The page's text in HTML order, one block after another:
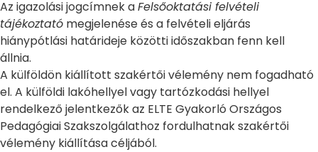
Az igazolási jogcímnek aFelsőoktatási felvételi
tájékoztató megjelenése és a felvételi eljárás
hiánypótlási határideje közötti időszakban fenn kell
állnia.
A külföldön kiállított szakértői vélemény nem fogadható
el. A külföldi lakóhellyel vagy tartózkodási hellyel
rendelkező jelentkezők az ELTE Gyakorló Országos
Pedagógiai Szakszolgálathoz fordulhatnak szakértői
vélemény kiállítása céljából.